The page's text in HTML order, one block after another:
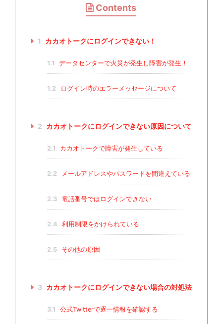
Contents
1 カカオトークにログインできない！
1.1 データセンターで火災が発生し障害が発生！
1.2 ログイン時のエラーメッセージについて
2 カカオトークにログインできない原因について
2.1 カカオトークで障害が発生している
2.2 メールアドレスやパスワードを間違えている
2.3 電話番号ではログインできない
2.4 利用制限をかけられている
2.5 その他の原因
3 カカオトークにログインできない場合の対処法
3.1 公式Twitterで逐一情報を確認する